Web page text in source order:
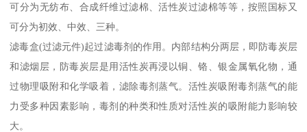
可分为无纺布、合成纤维过滤棉、活性炭过滤棉等等，按照国标又
可分为初效、中效、三种。
滤毒盒(过滤元件)起过滤毒剂的作用。内部结构分两层，即防毒炭层
和滤烟层，防毒炭层是用活性炭再浸以铜、铬、银金属氧化物，通
过物理吸附和化学吸着，滤除毒剂蒸气。活性炭吸附毒剂蒸气的能
力受多种因素影响，毒剂的种类和性质对活性炭的吸附能力影响较
大。